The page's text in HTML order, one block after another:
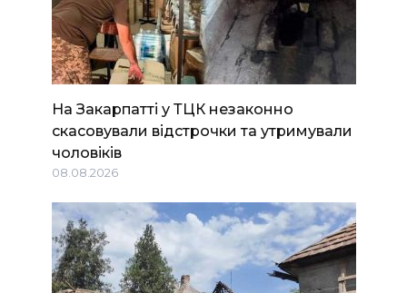
На Закарпатті у ТЦК незаконно
скасовували відстрочки та утримували
чоловіків
08.08.2026